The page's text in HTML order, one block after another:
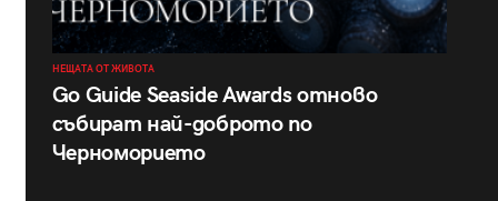
НЕЩАТА ОТ ЖИВОТА
Go Guide Seaside Awards отново
събират най-доброто по
Черноморието